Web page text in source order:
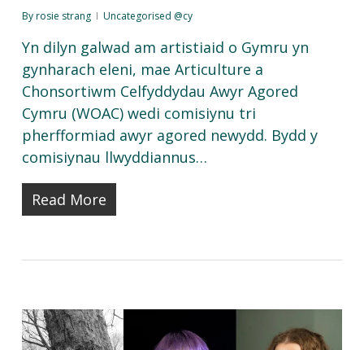
Byrosie strang Uncategorised @cy
Yn dilyn galwad am artistiaid o Gymru yn
gynharach eleni, mae Articulture a
Chonsortiwm Celfyddydau Awyr Agored
Cymru (WOAC) wedi comisiynu tri
pherfformiad awyr agored newydd. Bydd y
comisiynau llwyddiannus…
Read More